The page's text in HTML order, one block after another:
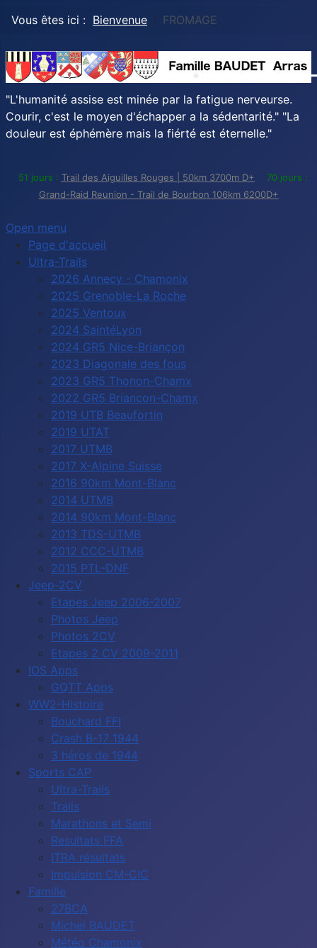
Vous êtes ici : Bienvenue FROMAGE
"L'humanité assise est minée par la fatigue nerveurse.
Courir, c'est le moyen d'échapper a la sédentarité." "La
douleur est éphémère mais la fiérté est éternelle."
51 jours : Trail des Aiguilles Rouges | 50km 3700m D+
70 jours :
Grand-Raid Reunion - Trail de Bourbon 106km 6200D+
Open menu
Page d'accueil
Ultra-Trails
2026 Annecy - Chamonix
2025 Grenoble-La Roche
2025 Ventoux
2024 SaintéLyon
2024 GR5 Nice-Briançon
2023 Diagonale des fous
2023 GR5 Thonon-Chamx
2022 GR5 Briancon-Chamx
2019 UTB Beaufortin
2019 UTAT
2017 UTMB
2017 X-Alpine Suisse
2016 90km Mont-Blanc
2014 UTMB
2014 90km Mont-Blanc
2013 TDS-UTMB
2012 CCC-UTMB
2015 PTL-DNF
Jeep-2CV
Etapes Jeep 2006-2007
Photos Jeep
Photos 2CV
Etapes 2 CV 2009-2011
IOS Apps
GQTT Apps
WW2-Histoire
Bouchard FFI
Crash B-17 1944
3 héros de 1944
Sports CAP
Ultra-Trails
Trails
Marathons et Semi
Resultats FFA
ITRA résultats
Impulsion CM-CIC
Famille
27BCA
Michel BAUDET
Météo Chamonix